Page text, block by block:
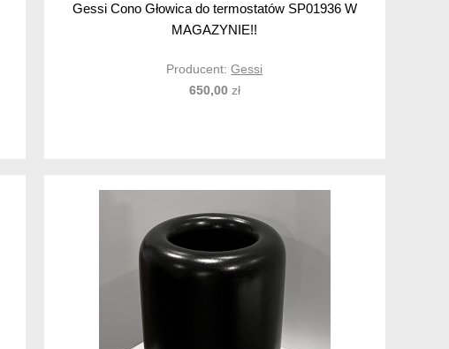
Gessi Cono Głowica do termostatów SP01936 W
MAGAZYNIE!!
Producent:Gessi
650,00zł